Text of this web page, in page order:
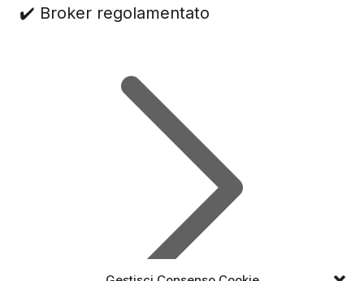
✔️ Broker regolamentato